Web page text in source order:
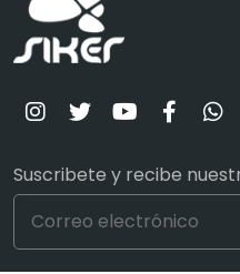
Suscribete y recibe